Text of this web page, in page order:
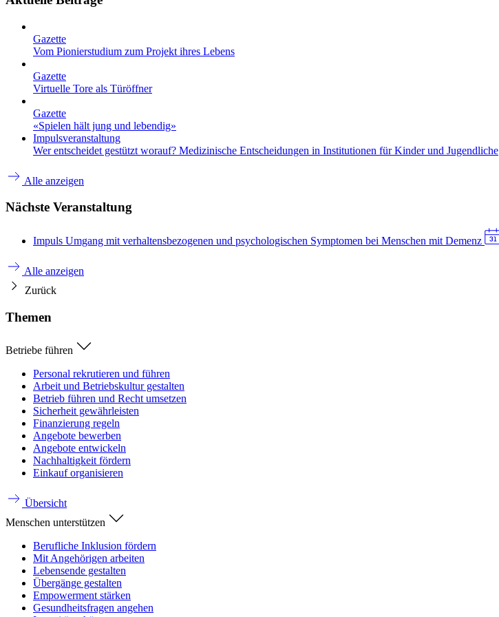
Gazette
Vom Pionierstudium zum Projekt ihres Lebens
Gazette
Virtuelle Tore als Türöffner
Gazette
«Spielen hält jung und lebendig»
Impulsveranstaltung
Wer entscheidet gestützt worauf? Medizinische Entscheidungen in Institutionen für Kinder und Jugendliche
Alle anzeigen
Nächste Veranstaltung
Impuls Umgang mit verhaltensbezogenen und psychologischen Symptomen bei Menschen mit Demenz
Alle anzeigen
Zurück
Themen
Betriebe führen
Personal rekrutieren und führen
Arbeit und Betriebskultur gestalten
Betrieb führen und Recht umsetzen
Sicherheit gewährleisten
Finanzierung regeln
Angebote bewerben
Angebote entwickeln
Nachhaltigkeit fördern
Einkauf organisieren
Übersicht
Menschen unterstützen
Berufliche Inklusion fördern
Mit Angehörigen arbeiten
Lebensende gestalten
Übergänge gestalten
Empowerment stärken
Gesundheitsfragen angehen